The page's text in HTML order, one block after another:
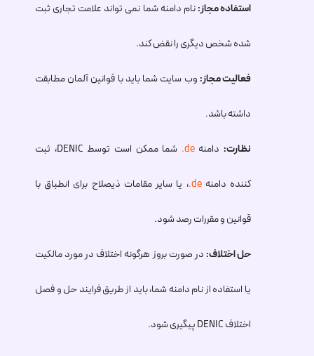
استفاده مجاز:نام دامنه شما نمی تواند علامت تجاری ثبت
شده شخص دیگری را نقض کند.
فعالیت مجاز: وب سایت شما باید با قوانین آلمان مطابقت
داشته باشد.
نظارت: دامنه.de شما ممکن است توسط DENIC، ثبت
کننده دامنه.de، یا سایر مقامات ذیصلاح برای انطباق با
قوانین و مقررات رصد شود.
حل اختلاف: در صورت بروز هرگونه اختلاف در مورد مالکیت
یا استفاده از نام دامنه شما، باید از طریق فرایند حل و فصل
اختلاف DENIC پیگیری شود.